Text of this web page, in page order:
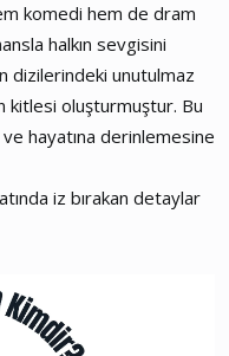
komedi hem de dram
halkın sevgisini
dizilerindeki unutulmaz
kitlesi oluşturmuştur. Bu
hayatına derinlemesine
iz bırakan detaylar